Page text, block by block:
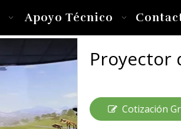
Apoyo Técnico
Proyector
Cotización